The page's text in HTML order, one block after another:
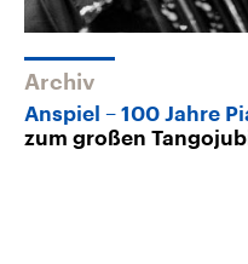
Archiv
Anspiel – 100 Jahre
zum großen